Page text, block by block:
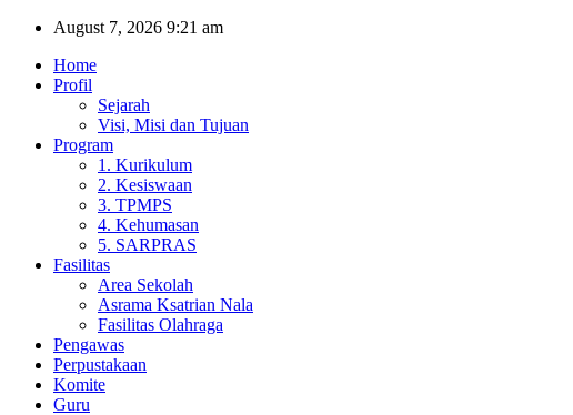
Skip
content
August 7, 2026 9:21 am
Home
Profil
Sejarah
Visi, Misi dan Tujuan
Program
1. Kurikulum
2. Kesiswaan
3. TPMPS
4. Kehumasan
5. SARPRAS
Fasilitas
Area Sekolah
Asrama Ksatrian Nala
Fasilitas Olahraga
Pengawas
Perpustakaan
Komite
Guru